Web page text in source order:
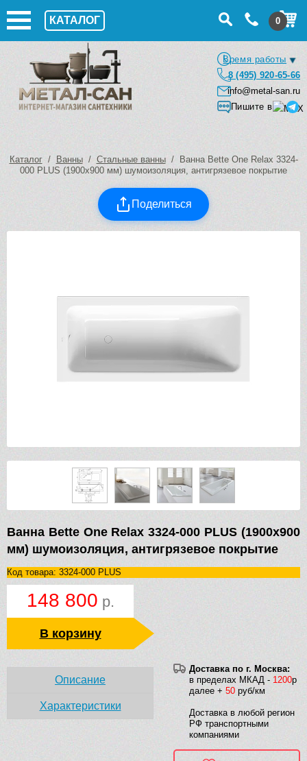
КАТАЛОГ 0
Время работы
8 (495) 920-65-66
info@metal-san.ru
Пишите в
Каталог/ Ванны/ Стальные ванны/ Ванна Bette One Relax 3324-
000 PLUS (1900х900 мм) шумоизоляция, антигрязевое покрытие
Поделиться
Ванна Bette One Relax 3324-000 PLUS (1900х900
мм) шумоизоляция, антигрязевое покрытие
Код товара: 3324-000 PLUS
148 800 р.
В корзину
Доставка по г. Москва:
в пределах МКАД - 1200р
далее + 50 руб/км
Доставка в любой регион
РФ транспортными
компаниями
Описание
Характеристики